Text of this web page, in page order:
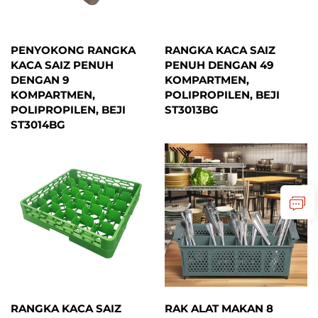
PENYOKONG RANGKA
KACA SAIZ PENUH
DENGAN 9
KOMPARTMEN,
POLIPROPILEN, BEJI
ST3014BG
RANGKA KACA SAIZ
PENUH DENGAN 49
KOMPARTMEN,
POLIPROPILEN, BEJI
ST3013BG
RANGKA KACA SAIZ
RAK ALAT MAKAN 8